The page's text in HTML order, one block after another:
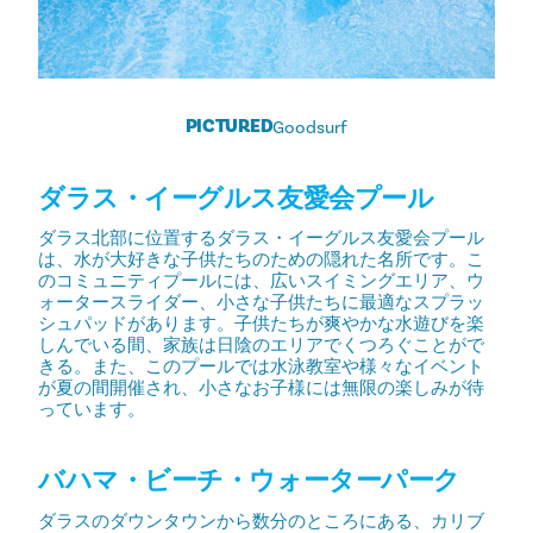
PICTUREDGoodsurf
ダラス・イーグルス友愛会プール
ダラス北部に位置するダラス・イーグルス友愛会プール
は、水が大好きな子供たちのための隠れた名所です。こ
のコミュニティプールには、広いスイミングエリア、ウ
ォータースライダー、小さな子供たちに最適なスプラッ
シュパッドがあります。子供たちが爽やかな水遊びを楽
しんでいる間、家族は日陰のエリアでくつろぐことがで
きる。また、このプールでは水泳教室や様々なイベント
が夏の間開催され、小さなお子様には無限の楽しみが待
っています。
バハマ・ビーチ・ウォーターパーク
ダラスのダウンタウンから数分のところにある、カリブ